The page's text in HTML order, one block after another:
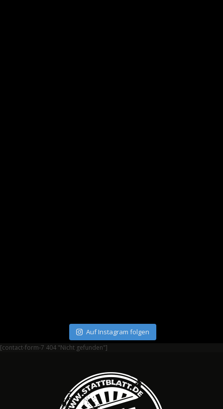
Auf Instagram folgen
[contact-form-7 404 "Nicht gefunden"]